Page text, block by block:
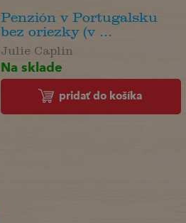
Penzión v Portugalsku
bez oriezky (v ...
Julie Caplin
Na sklade
pridať do košíka